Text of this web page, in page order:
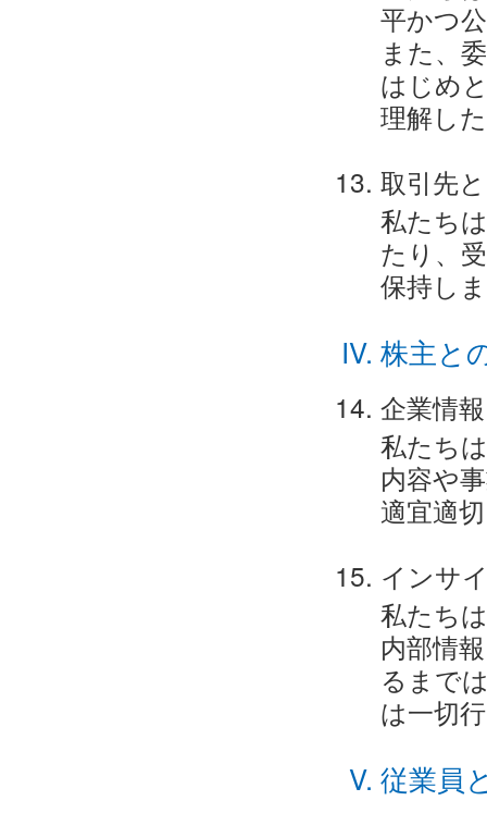
平かつ
また、
はじめ
理解し
取引先
私たち
たり、
保持し
株主と
企業情
私たち
内容や
適宜適
インサ
私たち
内部情
るまで
は一切
従業員